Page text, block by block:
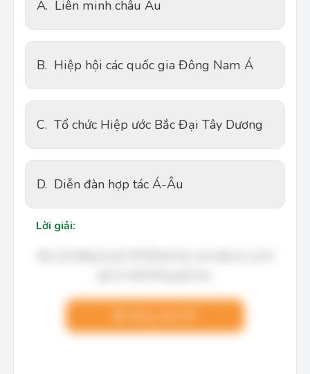
A. Liên minh châu Âu
B. Hiệp hội các quốc gia Đông Nam Á
C. Tổ chức Hiệp ước Bắc Đại Tây Dương
D. Diễn đàn hợp tác Á-Âu
Lời giải: